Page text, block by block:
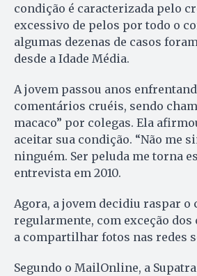
condição é caracterizada pelo
excessivo de pelos por todo o
algumas dezenas de casos
desde a Idade Média.
A jovem passou anos
comentários cruéis, sendo
macaco” por colegas. Ela
aceitar sua condição. “Não me
ninguém. Ser peluda me torna
entrevista em 2010.
Agora, a jovem decidiu raspar o
regularmente, com exceção dos
a compartilhar fotos nas redes
Segundo o MailOnline, a